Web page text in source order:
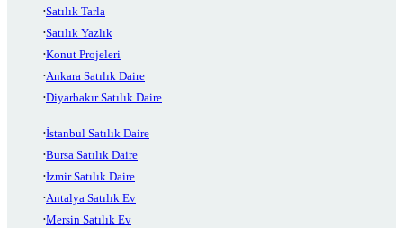
Satılık Tarla
Satılık Yazlık
Konut Projeleri
Ankara Satılık Daire
Diyarbakır Satılık Daire
İstanbul Satılık Daire
Bursa Satılık Daire
İzmir Satılık Daire
Antalya Satılık Ev
Mersin Satılık Ev